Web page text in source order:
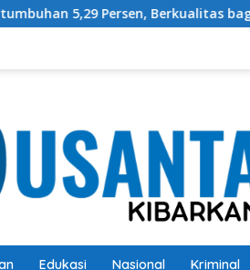
Berkualitas bagi Siapa?
Edukasi Nasional Kriminal